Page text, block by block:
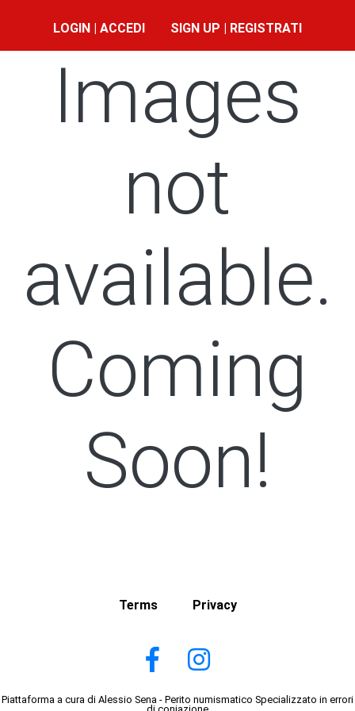
LOGIN | ACCEDI SIGN UP | REGISTRATI
Images
not
available.
Coming
Soon!
Terms Privacy
Piattaforma a cura di Alessio Sena - Perito numismatico Specializzato in errori